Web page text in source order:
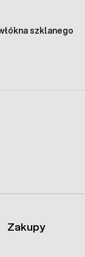
szklanego
Zakupy